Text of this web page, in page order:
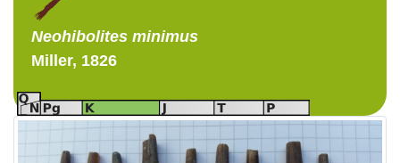
Neohibolites minimus
Miller, 1826